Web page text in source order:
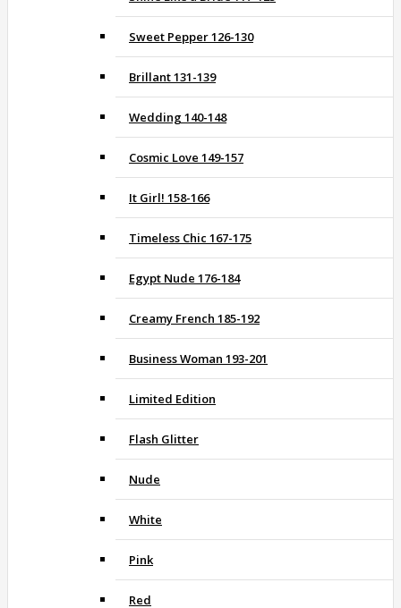
Sweet Pepper 126-130
Brillant 131-139
Wedding 140-148
Cosmic Love 149-157
It Girl! 158-166
Timeless Chic 167-175
Egypt Nude 176-184
Creamy French 185-192
Business Woman 193-201
Limited Edition
Flash Glitter
Nude
White
Pink
Red